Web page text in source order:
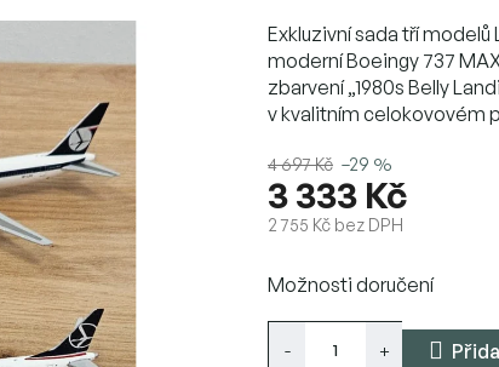
4 697 Kč –29 %
3 333 Kč
2 755 Kč bez DPH
cena:
Možnosti doručení
Exkluzivní sada tří modelů
moderní Boeingy 737
zbarvení „1980s Belly
v kvalitním celokovovém